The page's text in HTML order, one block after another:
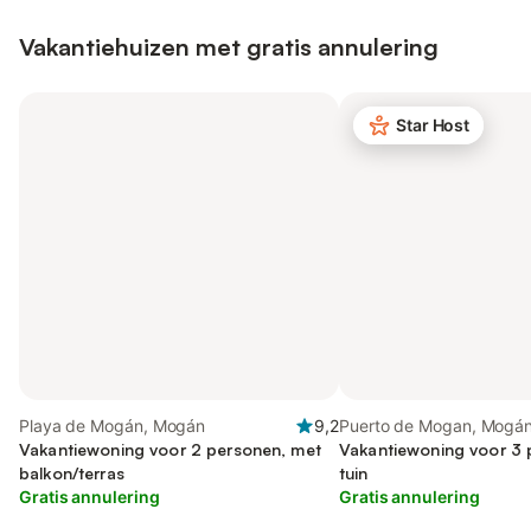
Vakantiehuizen met gratis annulering
Playa de Mogán, Mogán
9,2
Vakantiewoning voor 2 personen, met
balkon/terras
Gratis annulering
Star Host
Puerto de Mogan,
Vakantiewoning voor 3
tuin
Gratis annulering